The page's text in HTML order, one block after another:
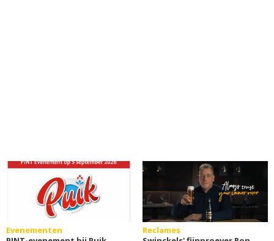
Evenementen
Reclames